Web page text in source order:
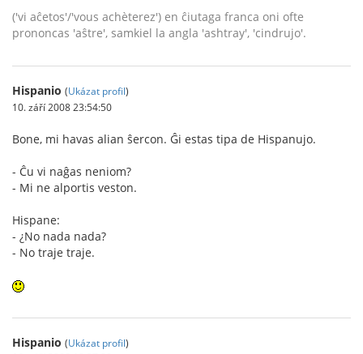
('vi aĉetos'/'vous achèterez') en ĉiutaga franca oni ofte
prononcas 'aŝtre', samkiel la angla 'ashtray', 'cindrujo'.
Hispanio (Ukázat profil)
10. září 2008 23:54:50
Bone, mi havas alian ŝercon. Ĝi estas tipa de Hispanujo.
- Ĉu vi naĝas neniom?
- Mi ne alportis veston.
Hispane:
- ¿No nada nada?
- No traje traje.
Hispanio (Ukázat profil)